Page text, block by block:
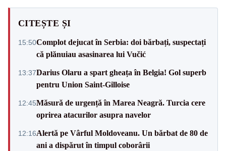
CITEȘTE ȘI
15:50Complot dejucat în Serbia: doi bărbați, suspectați
că plănuiau asasinarea lui Vučić
13:37Darius Olaru a spart gheața în Belgia! Gol superb
pentru Union Saint-Gilloise
12:45Măsură de urgență în Marea Neagră. Turcia cere
oprirea atacurilor asupra navelor
12:16Alertă pe Vârful Moldoveanu. Un bărbat de 80 de
ani a dispărut în timpul coborârii